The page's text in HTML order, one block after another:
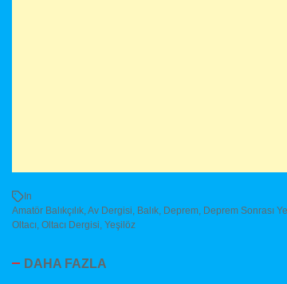
In
Amatör Balıkçılık Av Dergisi Balık Deprem Deprem Sonrası
Oltacı Oltacı Dergisi Yeşilöz
DAHA FAZLA